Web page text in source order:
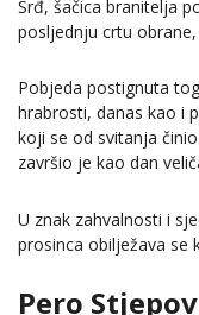
Srđ, šačica branitelja
posljednju crtu
Pobjeda postignuta
hrabrosti, danas kao i
koji se od svitanja
završio je kao dan
U znak zahvalnosti i
prosinca obilježava
Pero